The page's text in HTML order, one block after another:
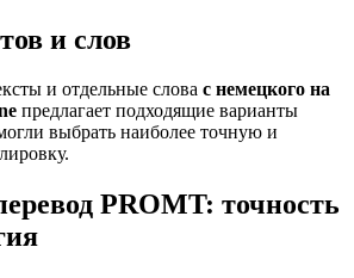
и слов
и отдельные слова с немецкого на
предлагает подходящие варианты
выбрать наиболее точную и
PROMT: точность